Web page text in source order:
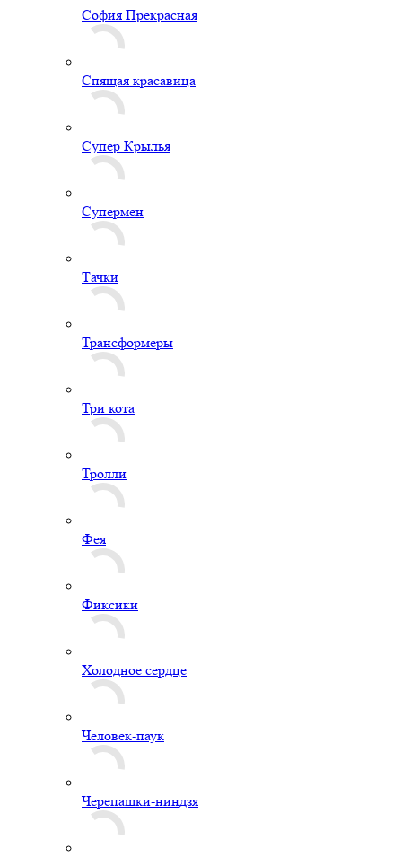
София Прекрасная
Спящая красавица
Супер Крылья
Супермен
Тачки
Трансформеры
Три кота
Тролли
Фея
Фиксики
Холодное сердце
Человек-паук
Черепашки-ниндзя